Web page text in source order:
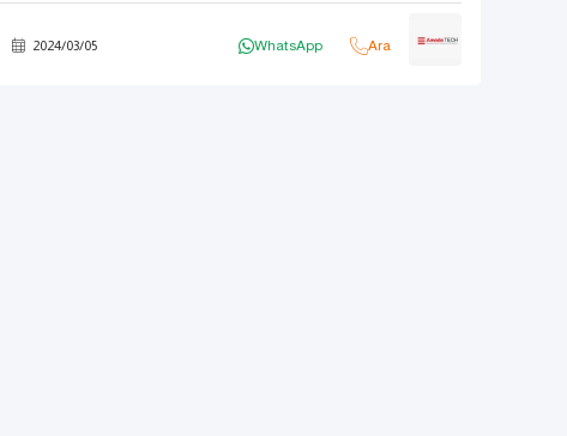
2024/03/05 WhatsApp Ara